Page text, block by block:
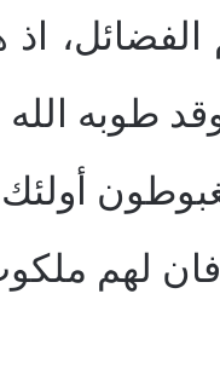
الفضائل،
طوبه الله
فان لهم